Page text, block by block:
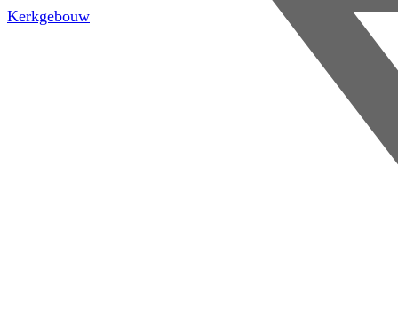
Kerkgebouw